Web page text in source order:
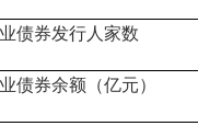
债券发行人家数
债券余额（亿元）